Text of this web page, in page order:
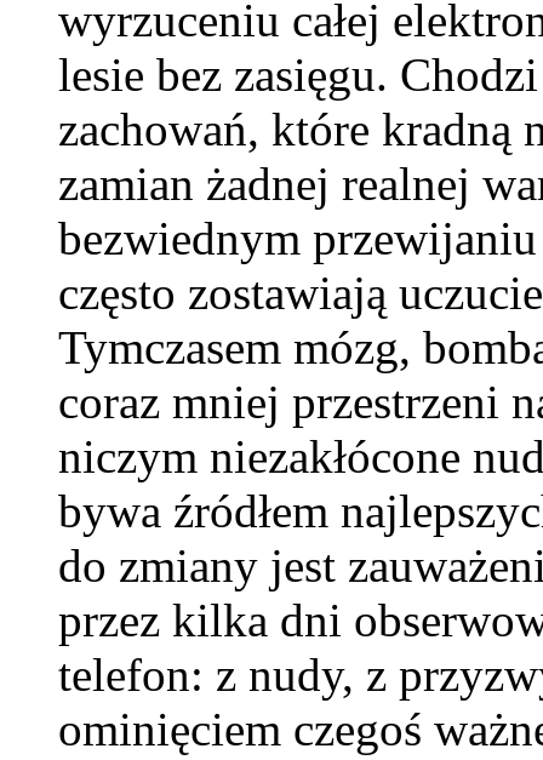
wyrzuceniu całej
lesie bez zasięgu.
zachowań, które kradną
zamian żadnej realnej
bezwiednym
często zostawiają
Tymczasem mózg,
coraz mniej przestrzeni
niczym niezakłócone
bywa źródłem
do zmiany jest
przez kilka dni
telefon: z nudy, z
ominięciem czegoś